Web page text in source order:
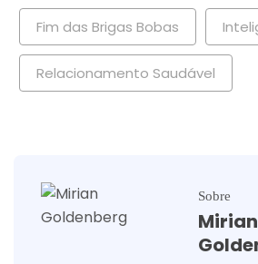
Fim das Brigas Bobas
Relacionamento Saudável
Sobre
Mirian